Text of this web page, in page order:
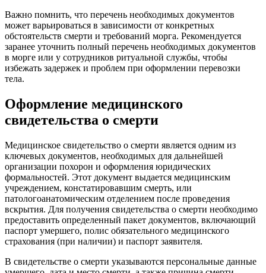
Важно помнить, что перечень необходимых документов
может варьироваться в зависимости от конкретных
обстоятельств смерти и требований морга. Рекомендуется
заранее уточнить полный перечень необходимых документов
в морге или у сотрудников ритуальной службы, чтобы
избежать задержек и проблем при оформлении перевозки
тела.
Оформление медицинского
свидетельства о смерти
Медицинское свидетельство о смерти является одним из
ключевых документов, необходимых для дальнейшей
организации похорон и оформления юридических
формальностей. Этот документ выдается медицинским
учреждением, констатировавшим смерть, или
патологоанатомическим отделением после проведения
вскрытия. Для получения свидетельства о смерти необходимо
предоставить определенный пакет документов, включающий
паспорт умершего, полис обязательного медицинского
страхования (при наличии) и паспорт заявителя.
В свидетельстве о смерти указываются персональные данные